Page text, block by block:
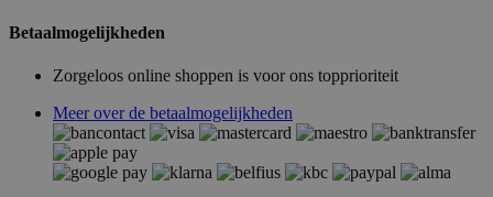
Betaalmogelijkheden
Zorgeloos online shoppen is voor ons topprioriteit
Meer over de betaalmogelijkheden